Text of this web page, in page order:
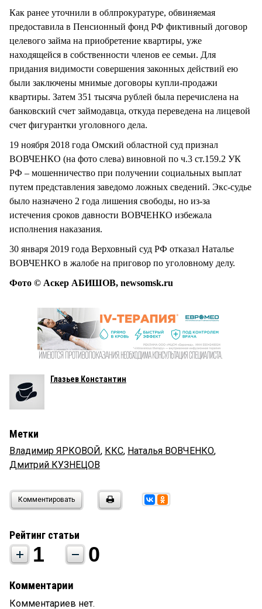
Как ранее уточнили в облпрокуратуре, обвиняемая
предоставила в Пенсионный фонд РФ фиктивный договор
целевого займа на приобретение квартиры, уже
находящейся в собственности членов ее семьи. Для
придания видимости совершения законных действий ею
были заключены мнимые договоры купли-продажи
квартиры. Затем 351 тысяча рублей была перечислена на
банковский счет займодавца, откуда переведена на лицевой
счет фигурантки уголовного дела.
19 ноября 2018 года Омский областной суд признал
ВОВЧЕНКО (на фото слева) виновной по ч.3 ст.159.2 УК
РФ – мошенничество при получении социальных выплат
путем представления заведомо ложных сведений. Экс-судье
было назначено 2 года лишения свободы, но из-за
истечения сроков давности ВОВЧЕНКО избежала
исполнения наказания.
30 января 2019 года Верховный суд РФ отказал Наталье
ВОВЧЕНКО в жалобе на приговор по уголовному делу.
Фото © Аскер АБИШОВ, newsomsk.ru
Глазьев Константин
Метки
Владимир ЯРКОВОЙ, ККС, Наталья ВОВЧЕНКО,
Дмитрий КУЗНЕЦОВ
Комментировать
Рейтинг статьи
1 0
Комментарии
Комментариев нет.